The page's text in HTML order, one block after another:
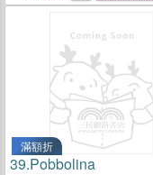
滿額折
39.Pobbolina